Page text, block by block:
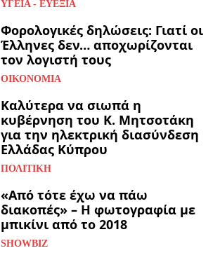
ΥΓΕΊΑ - ΕΥΕΞΊΑ
Φορολογικές δηλώσεις: Γιατί οι
Έλληνες δεν… αποχωρίζονται
τον λογιστή τους
ΟΙΚΟΝΟΜΊΑ
Καλύτερα να σιωπά η
κυβέρνηση του Κ. Μητσοτάκη
για την ηλεκτρική διασύνδεση
Ελλάδας Κύπρου
ΠΟΛΙΤΙΚΉ
«Από τότε έχω να πάω
διακοπές» – Η φωτογραφία με
μπικίνι από το 2018
SHOWBIZ